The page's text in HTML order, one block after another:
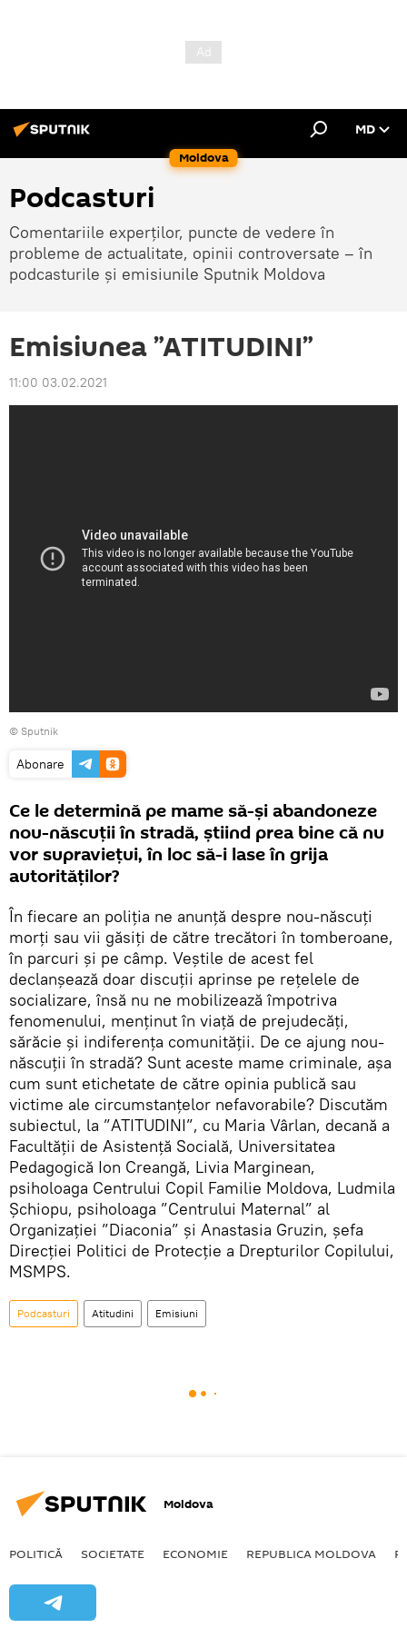
Moldova
MD
Podcasturi
Comentariile experților, puncte de vedere în
probleme de actualitate, opinii controversate – în
podcasturile și emisiunile Sputnik Moldova
Emisiunea ”ATITUDINI”
11:00 03.02.2021
© Sputnik
Abonare
Ce le determină pe mame să-și abandoneze
nou-născuții în stradă, știind prea bine că nu
vor supraviețui, în loc să-i lase în grija
autorităților?
În fiecare an poliția ne anunță despre nou-născuți
morți sau vii găsiți de către trecători în tomberoane,
în parcuri și pe câmp. Veștile de acest fel
declanșează doar discuții aprinse pe rețelele de
socializare, însă nu ne mobilizează împotriva
fenomenului, menținut în viață de prejudecăți,
sărăcie și indiferența comunității. De ce ajung nou-
născuții în stradă? Sunt aceste mame criminale, așa
cum sunt etichetate de către opinia publică sau
victime ale circumstanțelor nefavorabile? Discutăm
subiectul, la ”ATITUDINI”, cu Maria Vârlan, decană a
Facultății de Asistență Socială, Universitatea
Pedagogică Ion Creangă, Livia Marginean,
psiholoaga Centrului Copil Familie Moldova, Ludmila
Șchiopu, psiholoaga ”Centrului Maternal” al
Organizației ”Diaconia” și Anastasia Gruzin, șefa
Direcției Politici de Protecție a Drepturilor Copilului,
MSMPS.
Podcasturi Atitudini Emisiuni
Moldova
POLITICĂ SOCIETATE ECONOMIE REPUBLICA MOLDOVA